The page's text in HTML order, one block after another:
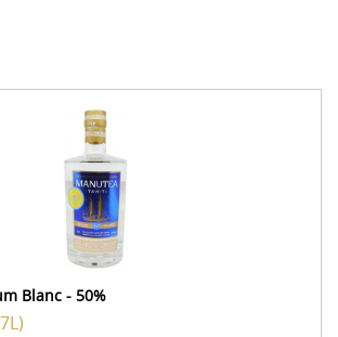
Blanc - 50%